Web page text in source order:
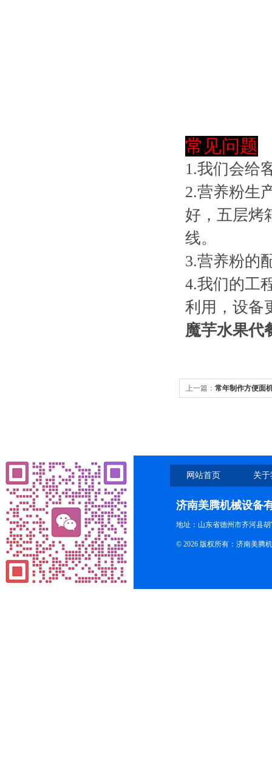
常见问题
1.我们会给
2.营养粉生
好，五层烤
线。
3.营养粉的
4.我们的工
利用，设备
魔芋水果代
上一篇： 常年制作方便面
网站首页 关
济南美腾机械设备
地址：山东省德州市齐河县
© 2026 版权所有：济南美腾